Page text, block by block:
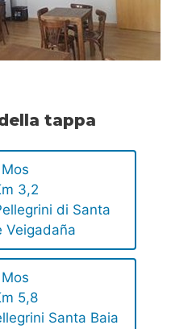
tappa
Mos
3,2
di Santa
Veigadaña
Mos
5,8
Santa Baia